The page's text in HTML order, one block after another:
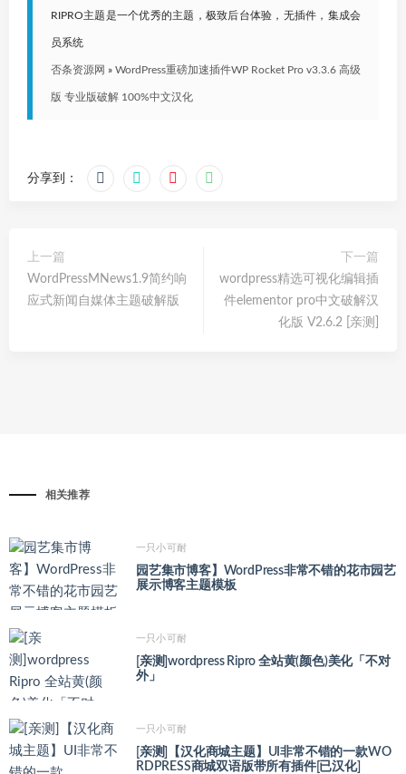
RIPRO主题是一个优秀的主题，极致后台体验，无插件，集成会
员系统
否条资源网 » WordPress重磅加速插件WP Rocket Pro v3.3.6 高级
版 专业版破解 100%中文汉化
分享到：
上一篇
WordPressMNews1.9简约响
应式新闻自媒体主题破解版
下一篇
wordpress精选可视化编辑插
件elementor pro中文破解汉
化版 V2.6.2 [亲测]
相关推荐
一只小可耐
园艺集市博客】WordPress非常不错的花市园艺
展示博客主题模板
一只小可耐
[亲测]wordpress Ripro 全站黄(颜色)美化「不对
外」
一只小可耐
[亲测]【汉化商城主题】UI非常不错的一款WO
RDPRESS商城双语版带所有插件[已汉化]